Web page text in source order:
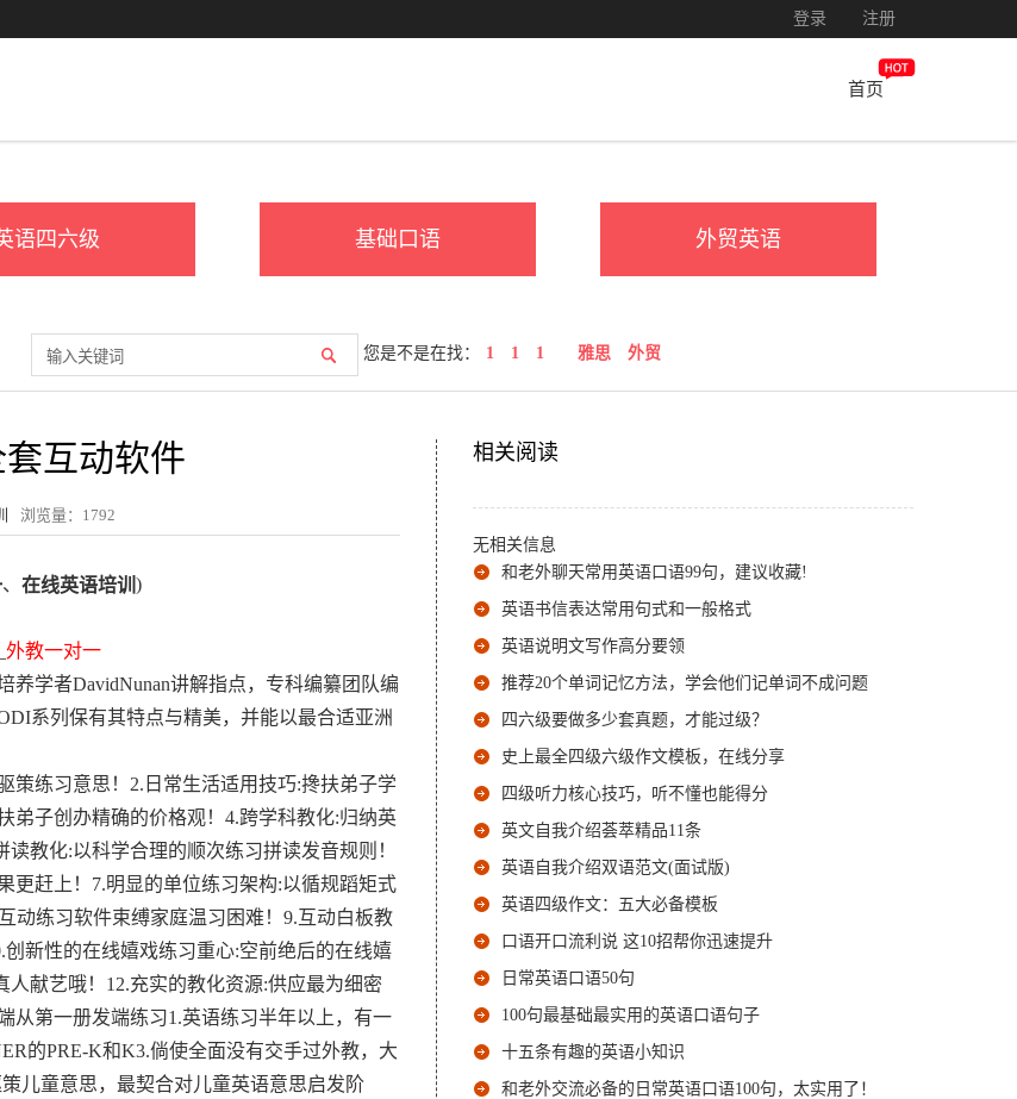
登录 注册
首页
语四六级 基础口语 外贸英语
您是不是在找： 1 1 1 雅思 外贸
套互动软件
浏览量： 1792
、 在线英语培训 )
外教一对一
学者DavidNunan讲解指点，专科编纂团队编
系列保有其特点与精美，并能以最合适亚洲
策练习意思！2.日常生活适用技巧:搀扶弟子学
弟子创办精确的价格观！4.跨学科教化:归纳英
教化:以科学合理的顺次练习拼读发音规则！
更赶上！7.明显的单位练习架构:以循规蹈矩式
动练习软件束缚家庭温习困难！9.互动白板教
新性的在线嬉戏练习重心:空前绝后的在线嬉
献艺哦！12.充实的教化资源:供应最为细密
从第一册发端练习1.英语练习半年以上，有一
的PRE-K和K3.倘使全面没有交手过外教，大
儿童意思，最契合对儿童英语意思启发阶
相关阅读
无相关信息
和老外聊天常用英语口语99句，建议收藏!
英语书信表达常用句式和一般格式
英语说明文写作高分要领
推荐20个单词记忆方法，学会他们记单词不成问题
四六级要做多少套真题，才能过级？
史上最全四级六级作文模板，在线分享
四级听力核心技巧，听不懂也能得分
英文自我介绍荟萃精品11条
英语自我介绍双语范文(面试版)
英语四级作文：五大必备模板
口语开口流利说 这10招帮你迅速提升
日常英语口语50句
100句最基础最实用的英语口语句子
十五条有趣的英语小知识
和老外交流必备的日常英语口语100句，太实用了！